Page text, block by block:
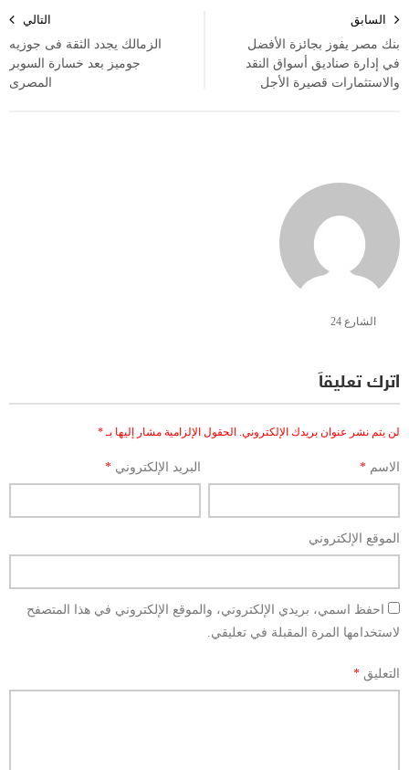
المقالات
السابق
بنك مصر يفوز بجائزة الأفضل
في إدارة صناديق أسواق النقد
والاستثمارات قصيرة الأجل
التالي
الزمالك يجدد الثقة فى جوزيه
جوميز بعد خسارة السوبر
المصرى
الشارع 24
اترك تعليقاً
لن يتم نشر عنوان بريدك الإلكتروني. الحقول الإلزامية مشار إليها بـ*
الاسم * البريد الإلكتروني*
الموقع الإلكتروني
احفظ اسمي، بريدي الإلكتروني، والموقع الإلكتروني في هذا المتصفح
لاستخدامها المرة المقبلة في تعليقي.
التعليق *